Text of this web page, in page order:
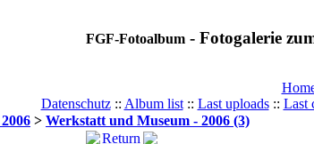
FGF-Fotoalbum - Fotogalerie
Datenschutz:: Album list:: Last uploads:: Last
> Werkstatt und Museum - 2006 (3)